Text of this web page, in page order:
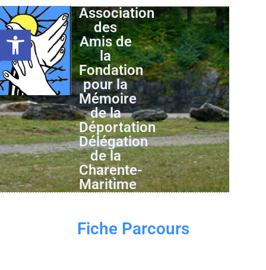
Ouvrir la barre d’outils
Association
des
Amis de
la
Fondation
pour la
Mémoire
de la
Déportation
Délégation
de la
Charente-
Maritime
Fiche Parcours